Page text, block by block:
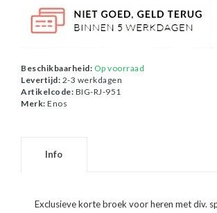
Beschikbaarheid: Op voorraad
Levertijd: 2-3 werkdagen
Artikelcode: BIG-RJ-951
Merk: Enos
Info
Exclusieve korte broek voor heren met div.